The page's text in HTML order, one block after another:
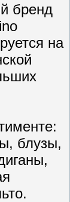
бренд
на
блузы,